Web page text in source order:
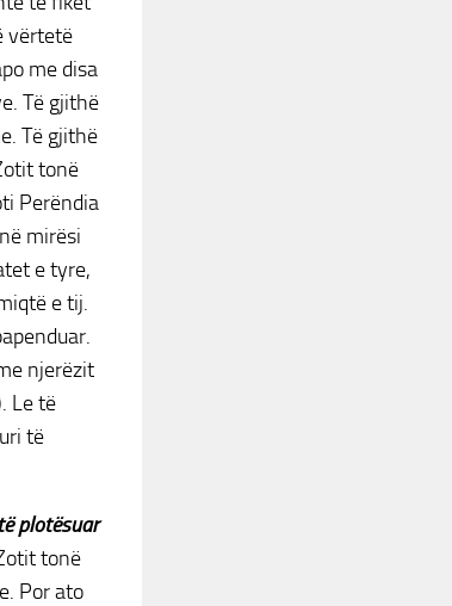
vërtetë
me disa
Të gjithë
Të gjithë
tonë
Perëndia
mirësi
e tyre,
e tij.
njerëzit
Le të
të
plotësuar
tonë
Por ato